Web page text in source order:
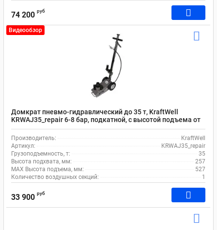
74 200 руб
Видеообзор
Домкрат пневмо-гидравлический до 35 т, KraftWell
KRWAJ35_repair 6-8 бар, подкатной, с высотой подъема от
257 до 527 мм
Производитель:
KraftWell
Артикул:
KRWAJ35_repair
Грузоподъемность, т:
35
Высота подхвата, мм:
257
MAX Высота подъема, мм:
527
Количество воздушных секций:
1
33 900 руб